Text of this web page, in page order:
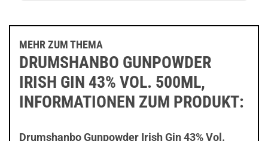
MEHR ZUM THEMA
DRUMSHANBO GUNPOWDER
IRISH GIN 43% VOL. 500ML,
INFORMATIONEN ZUM PRODUKT:
Drumshanbo Gunpowder Irish Gin 43% Vol.